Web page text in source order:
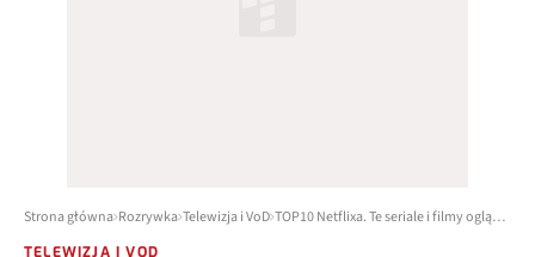
Strona główna Rozrywka Telewizja i VoD TOP10 Netflixa. Te seriale i filmy oglądaliśmy najchętniej
TELEWIZJA I VOD